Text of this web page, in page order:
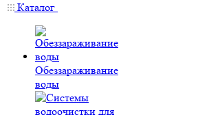
Каталог
Обеззараживание
воды